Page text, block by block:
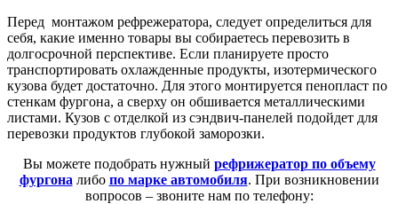
Перед монтажом рефрежератора, следует определиться для
себя, какие именно товары вы собираетесь перевозить в
долгосрочной перспективе. Если планируете просто
транспортировать охлажденные продукты, изотермического
кузова будет достаточно. Для этого монтируется пенопласт по
стенкам фургона, а сверху он обшивается металлическими
листами. Кузов с отделкой из сэндвич-панелей подойдет для
перевозки продуктов глубокой заморозки.
Вы можете подобрать нужный рефрижератор по объему
фургона либо по марке автомобиля. При возникновении
вопросов – звоните нам по телефону: